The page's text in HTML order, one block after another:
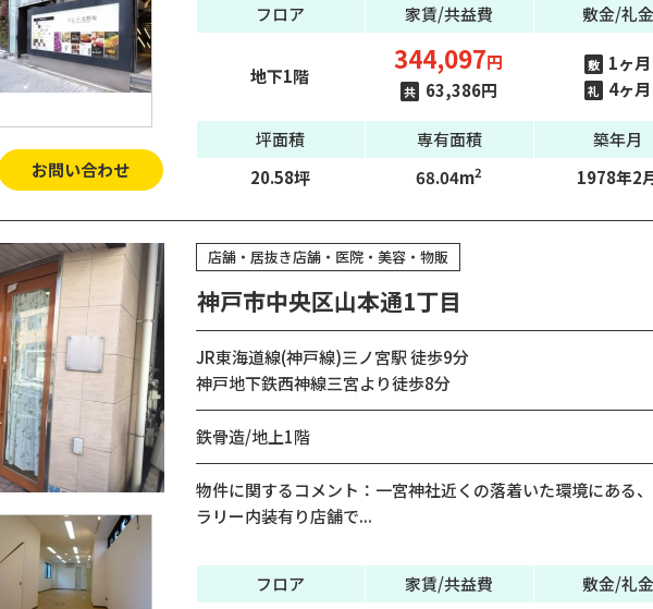
お問い合わせ
フロア 家賃/共益費 敷金/礼金
地下1階
344,097円
共 63,386円
敷 1ヶ月
礼 4ヶ月
坪面積 専有面積
築年月
20.58坪
68.04m2 1978年2
店舗・居抜き店舗・医院・美容・物販
神戸市中央区山本通1丁目
JR東海道線(神戸線)三ノ宮駅 徒歩9分
神戸地下鉄西神線三宮より徒歩8分
鉄骨造/地上1階
物件に関するコメント：一宮神社近くの落着いた環境にある
ラリー内装有り店舗で...
フロア 家賃/共益費 敷金/礼金